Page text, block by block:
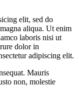
elit, sed do
aliqua. Ut enim
laboris nisi ut
dolor in
adipiscing elit.
Mauris
non, molestie